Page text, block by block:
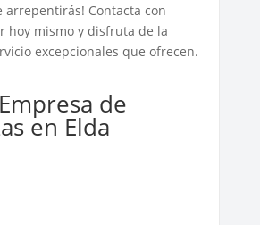
arrepentirás! Contacta con
hoy mismo y disfruta de la
excepcionales que ofrecen.
de
en Elda